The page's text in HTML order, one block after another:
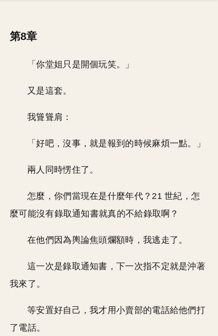
第8章
「你堂姐只是開個玩笑。」
又是這套。
我聳聳肩：
「好吧，沒事，就是報到的時候麻煩一點。」
兩人同時愣住了。
怎麼，你們當現在是什麼年代？21 世紀，怎
麼可能沒有錄取通知書就真的不給錄取啊？
在他們因為輿論焦頭爛額時，我逃走了。
這一次是錄取通知書，下一次指不定就是沖著
我來了。
等安置好自己，我才用小賣部的電話給他們打
了電話。